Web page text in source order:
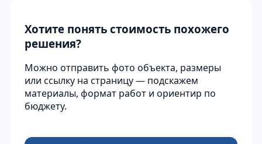
Хотите понять стоимость похожего
решения?
Можно отправить фото объекта, размеры
или ссылку на страницу — подскажем
материалы, формат работ и ориентир по
бюджету.